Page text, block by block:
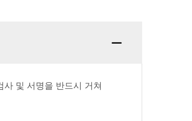
및 서명을 반드시 거쳐